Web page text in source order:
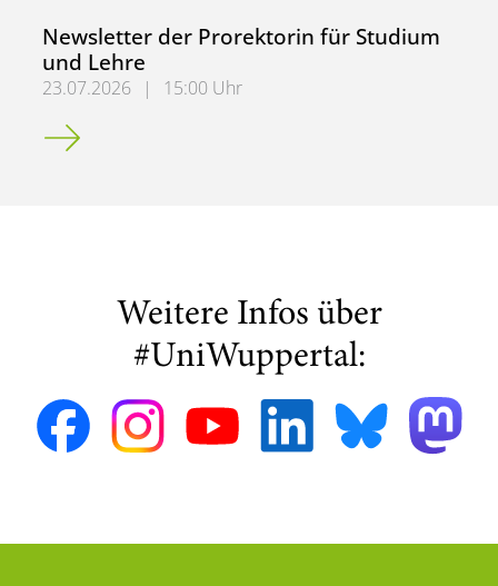
Newsletter der Prorektorin für Studium
und Lehre
23.07.2026 |
15:00 Uhr
Newsletter der Prorektorin für Studium und Lehre
Weitere Infos über
#UniWuppertal: